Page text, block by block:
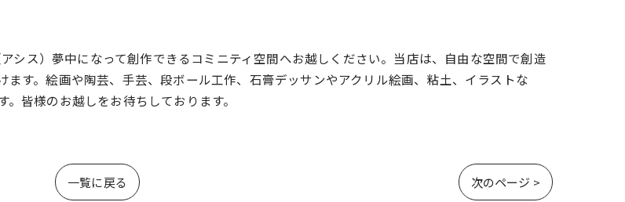
シス）夢中になって創作できるコミニティ空間へお越しください。当店は、自由な空間で創造
す。絵画や陶芸、手芸、段ボール工作、石膏デッサンやアクリル絵画、粘土、イラストな
皆様のお越しをお待ちしております。
一覧に戻る 次のページ >